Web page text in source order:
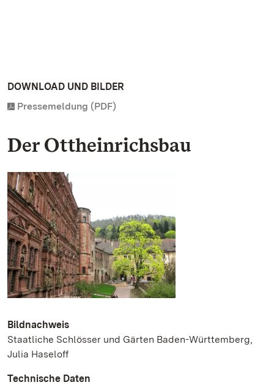
DOWNLOAD UND BILDER
Pressemeldung (PDF)
Der Ottheinrichsbau
Bildnachweis
Staatliche Schlösser und Gärten Baden-Württemberg,
Julia Haseloff
Technische Daten